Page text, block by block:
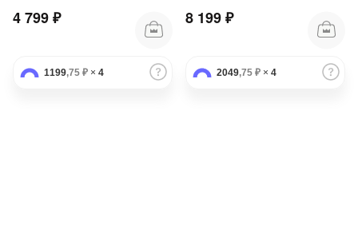
4 799 ₽
1199,75 ₽ × 4
8 199 ₽
2049,75 ₽ × 4